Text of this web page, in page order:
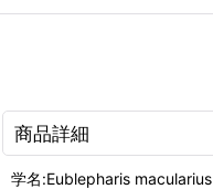
商品詳細
学名:Eublepharis macularius